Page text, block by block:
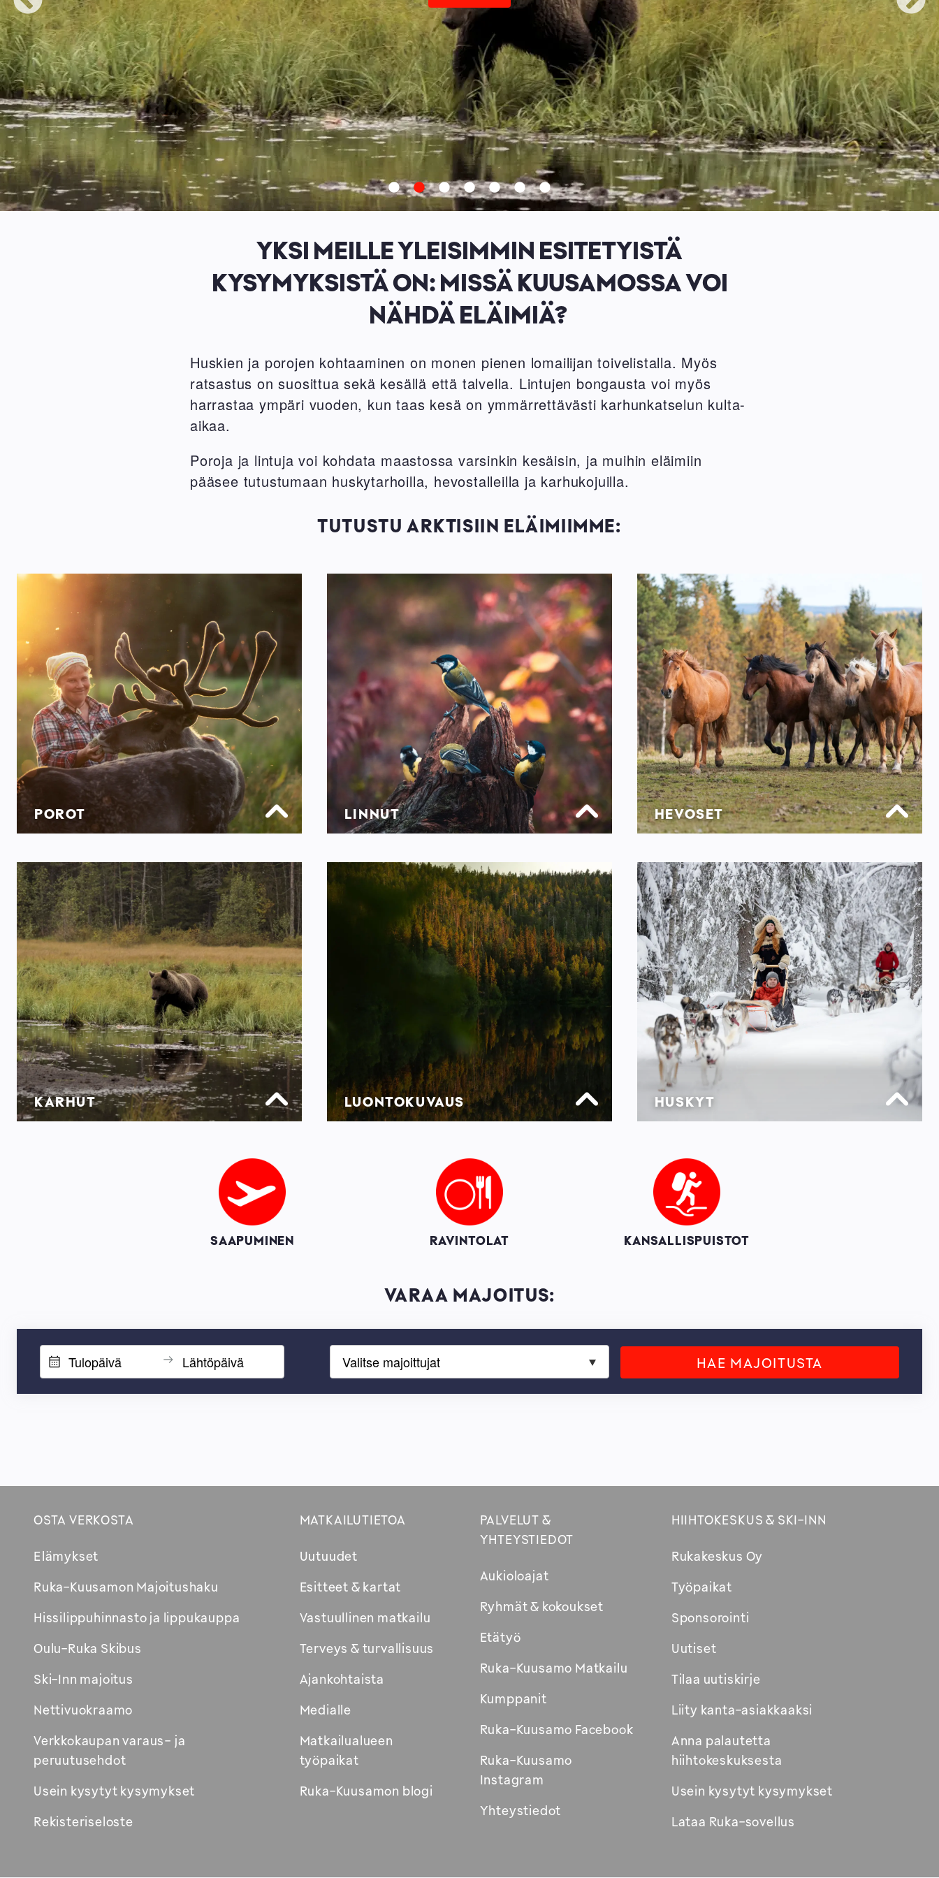
YKSI MEILLE YLEISIMMIN ESITETYISTÄ
KYSYMYKSISTÄ ON: MISSÄ KUUSAMOSSA VOI
NÄHDÄ ELÄIMIÄ?
Huskien ja porojen kohtaaminen on monen pienen lomailijan toivelistalla. Myös
ratsastus on suosittua sekä kesällä että talvella. Lintujen bongausta voi myös
harrastaa ympäri vuoden, kun taas kesä on ymmärrettävästi karhunkatselun kulta-
aikaa.
Poroja ja lintuja voi kohdata maastossa varsinkin kesäisin, ja muihin eläimiin
pääsee tutustumaan huskytarhoilla, hevostalleilla ja karhukojuilla.
TUTUSTU ARKTISIIN ELÄIMIIMME:
POROT LINNUT HEVOSET
KARHUT LUONTOKUVAUS HUSKYT
Image
SAAPUMINEN
Image
RAVINTOLAT
Image
KANSALLISPUISTOT
VARAA MAJOITUS:
Valitse majoittujat HAE MAJOITUSTA
OSTA VERKOSTA
Elämykset
Ruka-Kuusamon Majoitushaku
ikkunaan
Hissilippuhinnasto ja lippukauppa
Oulu-Ruka Skibus
Ski-Inn majoitus
Nettivuokraamo
Verkkokaupan varaus- ja
peruutusehdot
Usein kysytyt kysymykset
Rekisteriseloste
MATKAILUTIETOA
Uutuudet
Esitteet & kartat
Vastuullinen matkailu
Terveys & turvallisuus
Ajankohtaista
Medialle
Matkailualueen
työpaikat
Ruka-Kuusamon blogi
PALVELUT &
YHTEYSTIEDOT
Aukioloajat
Ryhmät & kokoukset
Etätyö
Ruka-Kuusamo Matkailu
Kumppanit
Ruka-Kuusamo Facebook
Ruka-Kuusamo
Instagram
Yhteystiedot
HIIHTOKESKUS & SKI-INN
Rukakeskus Oy
Työpaikat
Sponsorointi
Uutiset
Tilaa uutiskirje
Liity kanta-asiakkaaksi
Anna palautetta
hiihtokeskuksesta
Usein kysytyt kysymykset
Lataa Ruka-sovellus